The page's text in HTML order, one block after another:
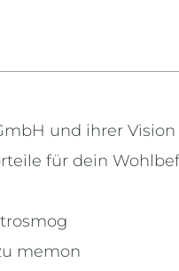
und ihrer Vision
für dein
memon